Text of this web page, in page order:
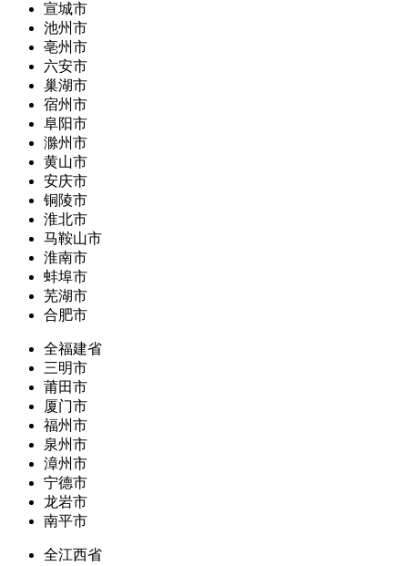
宣城市
池州市
亳州市
六安市
巢湖市
宿州市
阜阳市
滁州市
黄山市
安庆市
铜陵市
淮北市
马鞍山市
淮南市
蚌埠市
芜湖市
合肥市
全福建省
三明市
莆田市
厦门市
福州市
泉州市
漳州市
宁德市
龙岩市
南平市
全江西省